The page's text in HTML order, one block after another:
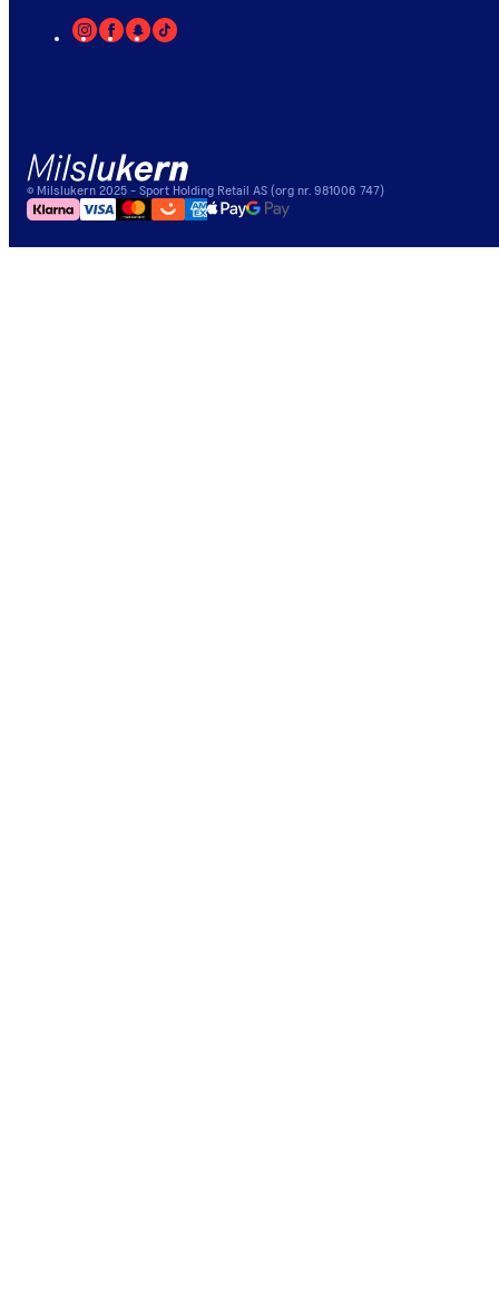
© Milslukern 2025 - Sport Holding Retail AS (org nr. 981006 747)